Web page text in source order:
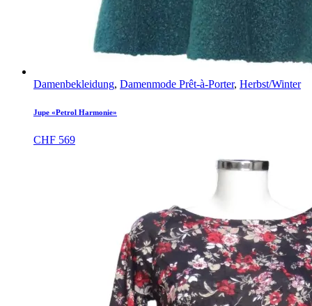
Damenbekleidung, Damenmode Prêt-à-Porter, Herbst/Winter
Jupe «Petrol Harmonie»
CHF 569